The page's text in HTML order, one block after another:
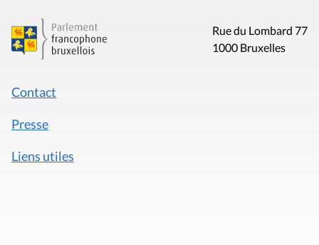
Rue du Lombard 77
1000 Bruxelles
Contact
Presse
Liens utiles